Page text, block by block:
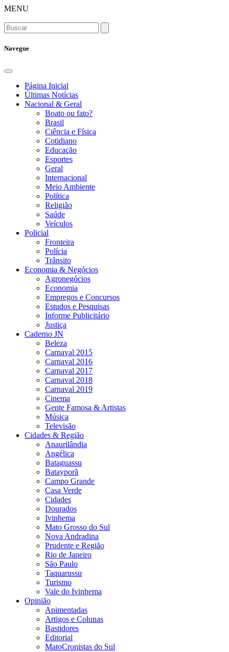
MENU
Navegue
Página Inicial
Últimas Notícias
Nacional & Geral
Boato ou fato?
Brasil
Ciência e Física
Cotidiano
Educação
Esportes
Geral
Internacional
Meio Ambiente
Política
Religião
Saúde
Veículos
Policial
Fronteira
Polícia
Trânsito
Economia & Negócios
Agronegócios
Economia
Empregos e Concursos
Estudos e Pesquisas
Informe Publicitário
Justiça
Caderno JN
Beleza
Carnaval 2015
Carnaval 2016
Carnaval 2017
Carnaval 2018
Carnaval 2019
Cinema
Gente Famosa & Artistas
Música
Televisão
Cidades & Região
Anaurilândia
Angélica
Bataguassu
Batayporã
Campo Grande
Casa Verde
Cidades
Dourados
Ivinhema
Mato Grosso do Sul
Nova Andradina
Prudente e Região
Rio de Janeiro
São Paulo
Taquarussu
Turismo
Vale do Ivinhema
Opinião
Apimentadas
Artigos e Colunas
Bastidores
Editorial
MatoCronistas do Sul